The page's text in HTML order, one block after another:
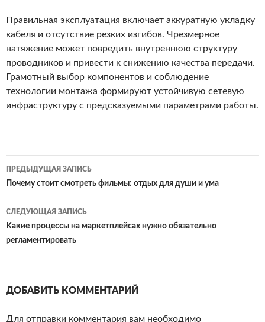
Правильная эксплуатация включает аккуратную укладку
кабеля и отсутствие резких изгибов. Чрезмерное
натяжение может повредить внутреннюю структуру
проводников и привести к снижению качества передачи.
Грамотный выбор компонентов и соблюдение
технологии монтажа формируют устойчивую сетевую
инфраструктуру с предсказуемыми параметрами работы.
Навигация
по
записям
ПРЕДЫДУЩАЯ ЗАПИСЬ
Почему стоит смотреть фильмы: отдых для души и ума
СЛЕДУЮЩАЯ ЗАПИСЬ
Какие процессы на маркетплейсах нужно обязательно
регламентировать
ДОБАВИТЬ КОММЕНТАРИЙ
Для отправки комментария вам необходимо